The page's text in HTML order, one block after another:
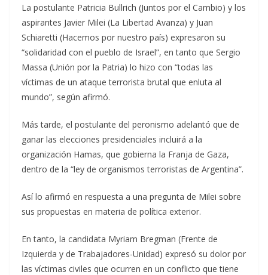
La postulante Patricia Bullrich (Juntos por el Cambio) y los
aspirantes Javier Milei (La Libertad Avanza) y Juan
Schiaretti (Hacemos por nuestro país) expresaron su
“solidaridad con el pueblo de Israel”, en tanto que Sergio
Massa (Unión por la Patria) lo hizo con “todas las
víctimas de un ataque terrorista brutal que enluta al
mundo”, según afirmó.
Más tarde, el postulante del peronismo adelantó que de
ganar las elecciones presidenciales incluirá a la
organización Hamas, que gobierna la Franja de Gaza,
dentro de la “ley de organismos terroristas de Argentina”.
Así lo afirmó en respuesta a una pregunta de Milei sobre
sus propuestas en materia de política exterior.
En tanto, la candidata Myriam Bregman (Frente de
Izquierda y de Trabajadores-Unidad) expresó su dolor por
las víctimas civiles que ocurren en un conflicto que tiene